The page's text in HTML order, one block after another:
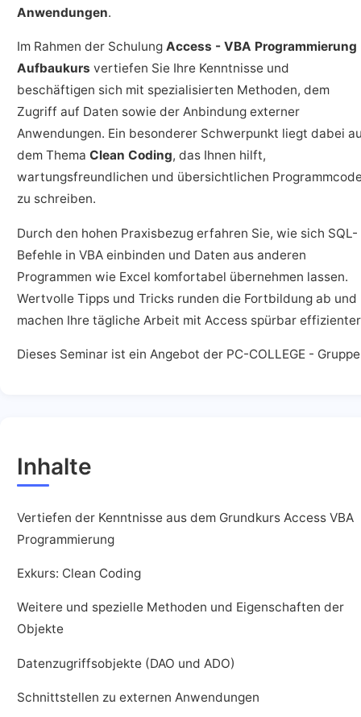
Anwendungen.
Im Rahmen der Schulung Access - VBA Programmierung
Aufbaukurs vertiefen Sie Ihre Kenntnisse und
beschäftigen sich mit spezialisierten Methoden, dem
Zugriff auf Daten sowie der Anbindung externer
Anwendungen. Ein besonderer Schwerpunkt liegt dabei
dem Thema Clean Coding, das Ihnen hilft,
wartungsfreundlichen und übersichtlichen
zu schreiben.
Durch den hohen Praxisbezug erfahren Sie, wie sich SQL-
Befehle in VBA einbinden und Daten aus anderen
Programmen wie Excel komfortabel übernehmen lassen.
Wertvolle Tipps und Tricks runden die Fortbildung ab und
machen Ihre tägliche Arbeit mit Access spürbar
Dieses Seminar ist ein Angebot der PC-COLLEGE -
Inhalte
Vertiefen der Kenntnisse aus dem Grundkurs Access VBA
Programmierung
Exkurs: Clean Coding
Weitere und spezielle Methoden und Eigenschaften der
Objekte
Datenzugriffsobjekte (DAO und ADO)
Schnittstellen zu externen Anwendungen